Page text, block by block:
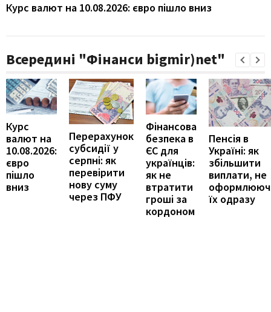
Курс валют на 10.08.2026: євро пішло вниз
Всередині "Фінанси bigmir)net"
Курс
валют на
10.08.2026:
євро
пішло
вниз
Перерахунок
субсидії у
серпні: як
перевірити
нову суму
через ПФУ
Фінансова
безпека в
ЄС для
українців:
як не
втратити
гроші за
кордоном
Пенсія в
Україні: як
збільшити
виплати, не
їх одразу